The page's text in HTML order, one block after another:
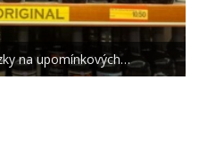
na upomínkových…